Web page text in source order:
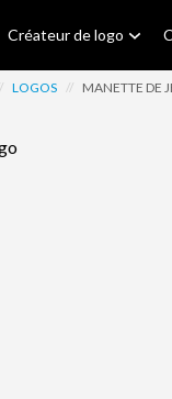
Créateur de logo
LOGOS // MANETTE DE